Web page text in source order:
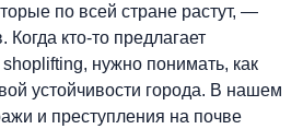
по всей стране растут, —
кто-то предлагает
shoplifting, нужно понимать, как
устойчивости города. В нашем
и преступления на почве